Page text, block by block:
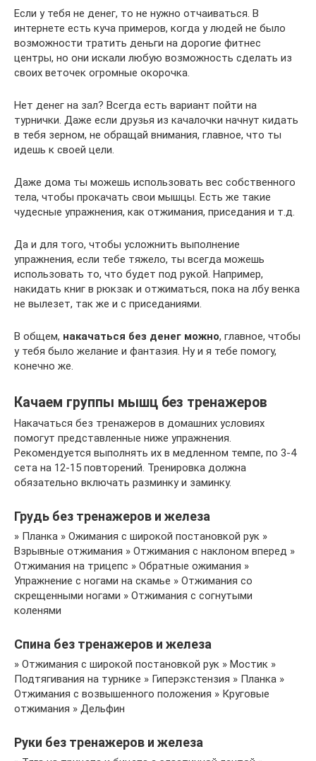
Если у тебя не денег, то не нужно отчаиваться. В
интернете есть куча примеров, когда у людей не было
возможности тратить деньги на дорогие фитнес
центры, но они искали любую возможность сделать из
своих веточек огромные окорочка.
Нет денег на зал? Всегда есть вариант пойти на
турнички. Даже если друзья из качалочки начнут кидать
в тебя зерном, не обращай внимания, главное, что ты
идешь к своей цели.
Даже дома ты можешь использовать вес собственного
тела, чтобы прокачать свои мышцы. Есть же такие
чудесные упражнения, как отжимания, приседания и т.д.
Да и для того, чтобы усложнить выполнение
упражнения, если тебе тяжело, ты всегда можешь
использовать то, что будет под рукой. Например,
накидать книг в рюкзак и отжиматься, пока на лбу венка
не вылезет, так же и с приседаниями.
В общем, накачаться без денег можно, главное, чтобы
у тебя было желание и фантазия. Ну и я тебе помогу,
конечно же.
Качаем группы мышц без тренажеров
Накачаться без тренажеров в домашних условиях
помогут представленные ниже упражнения.
Рекомендуется выполнять их в медленном темпе, по 3-4
сета на 12-15 повторений. Тренировка должна
обязательно включать разминку и заминку.
Грудь без тренажеров и железа
» Планка » Ожимания с широкой постановкой рук »
Взрывные отжимания » Отжимания с наклоном вперед »
Отжимания на трицепс » Обратные ожимания »
Упражнение с ногами на скамье » Отжимания со
скрещенными ногами » Отжимания с согнутыми
коленями
Спина без тренажеров и железа
» Отжимания с широкой постановкой рук » Мостик »
Подтягивания на турнике » Гиперэкстензия » Планка »
Отжимания с возвышенного положения » Круговые
отжимания » Дельфин
Руки без тренажеров и железа